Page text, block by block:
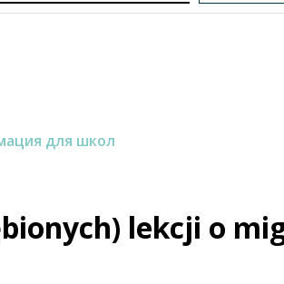
для школ
lekcji o